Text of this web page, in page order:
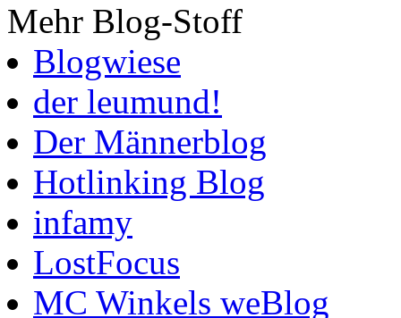
Mehr Blog-Stoff
Blogwiese
der leumund!
Der Männerblog
Hotlinking Blog
infamy
LostFocus
MC Winkels weBlog